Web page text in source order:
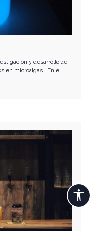
y desarrollo de
en microalgas. En el